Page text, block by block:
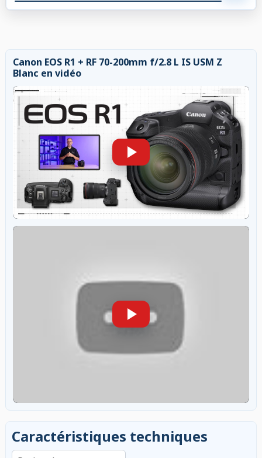
Canon EOS R1 + RF 70-200mm f/2.8 L IS USM Z
Blanc en vidéo
Caractéristiques techniques
Rechercher dans les caractéristiques